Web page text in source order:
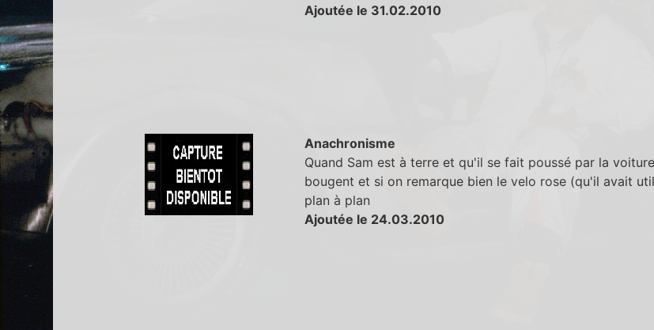
Ajoutée le 31.02.2010
Anachronisme
Quand Sam est à terre et qu'il se fait poussé par la
bougent et si on remarque bien le velo rose (qu'il avait
plan à plan
Ajoutée le 24.03.2010